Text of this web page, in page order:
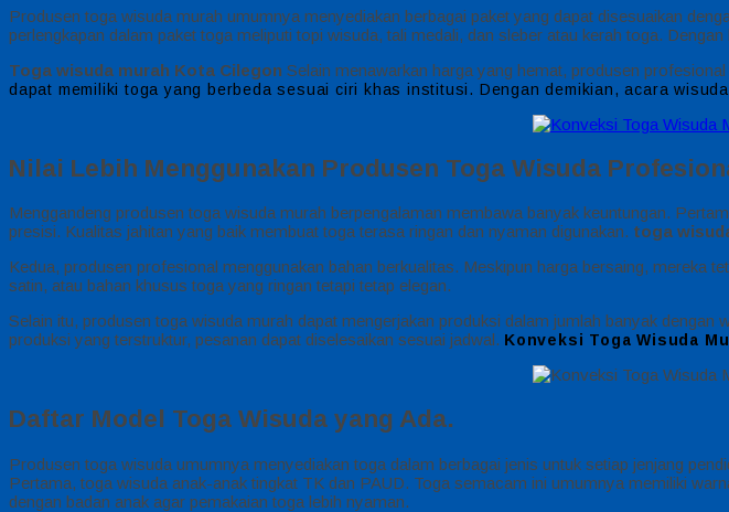
Produsen toga wisuda murah umumnya menyediakan berbagai paket yang dapat disesuaikan
perlengkapan dalam paket toga meliputi topi wisuda, tali medali, dan sleber atau kerah toga.
Toga wisuda murah Kota Cilegon Selain menawarkan harga yang hemat, produsen
dapat memiliki toga yang berbeda sesuai ciri khas institusi. Dengan demikian, acara
Nilai Lebih Menggunakan Produsen Toga Wisuda
Menggandeng produsen toga wisuda murah berpengalaman membawa banyak keuntungan.
presisi. Kualitas jahitan yang baik membuat toga terasa ringan dan nyaman digunakan. toga
Kedua, produsen profesional menggunakan bahan berkualitas. Meskipun harga bersaing, mereka
satin, atau bahan khusus toga yang ringan tetapi tetap elegan.
Selain itu, produsen toga wisuda murah dapat mengerjakan produksi dalam jumlah banyak
produksi yang terstruktur, pesanan dapat diselesaikan sesuai jadwal. Konveksi Toga Wisuda
Daftar Model Toga Wisuda yang Ada.
Produsen toga wisuda umumnya menyediakan toga dalam berbagai jenis untuk setiap jenjang
Pertama, toga wisuda anak-anak tingkat TK dan PAUD. Toga semacam ini umumnya memiliki
dengan badan anak agar pemakaian toga lebih nyaman.